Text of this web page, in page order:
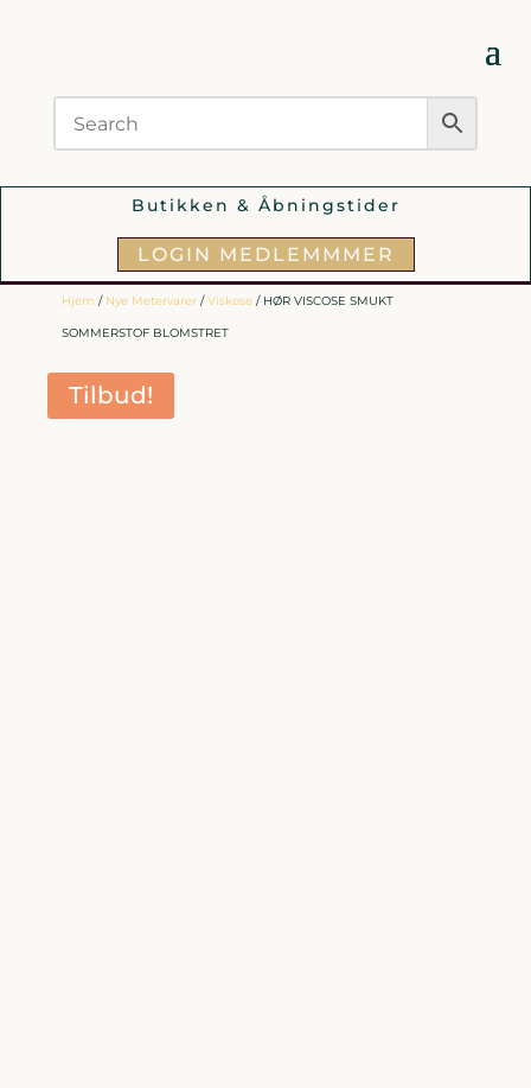
Butikken & Åbningstider
LOGIN MEDLEMMMER
Hjem / Nye Metervarer/Viskose/ HØR VISCOSE SMUKT
SOMMERSTOF BLOMSTRET
Tilbud!